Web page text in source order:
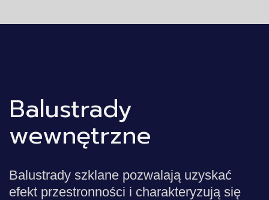
Balustrady
wewnętrzne
Balustrady szklane pozwalają uzyskać
efekt przestronności i charakteryzują się